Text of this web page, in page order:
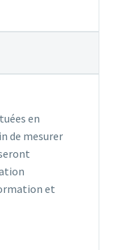
en
de mesurer
et